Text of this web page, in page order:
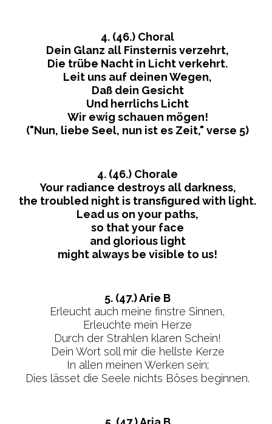
4. (46.) Choral
Dein Glanz all Finsternis verzehrt,
Die trübe Nacht in Licht verkehrt.
Leit uns auf deinen Wegen,
Daß dein Gesicht
Und herrlichs Licht
Wir ewig schauen mögen!
("Nun, liebe Seel, nun ist es Zeit," verse 5)
4. (46.) Chorale
Your radiance destroys all darkness,
the troubled night is transfigured with light.
Lead us on your paths,
so that your face
and glorious light
might always be visible to us!
5. (47.) Arie B
Erleucht auch meine finstre Sinnen,
Erleuchte mein Herze
Durch der Strahlen klaren Schein!
Dein Wort soll mir die hellste Kerze
In allen meinen Werken sein;
Dies lässet die Seele nichts Böses beginnen.